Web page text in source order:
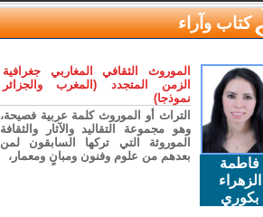
كتاب وآراء
فاطمة
الزهراء
بكوري
الموروث الثقافي المغاربي جغرافية
الزمن المتجدد (المغرب والجزائر
نموذجا)
التراث أو الموروث كلمة عربية فصيحة،
وهو مجموعة التقاليد والآثار والثقافة
الموروثة التي تركها السابقون لمن
بعدهم من علوم وفنون ومبانٍ ومعمار،